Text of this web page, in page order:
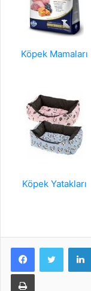
Köpek Mamaları
Köpek Yatakları
Yazdır